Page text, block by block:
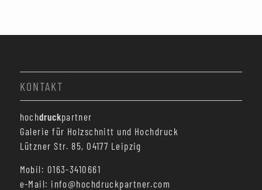
KONTAKT
hochdruckpartner
Galerie für Holzschnitt und Hochdruck
Lützner Str. 85, 04177 Leipzig
Mobil: 0163-3410661
e-Mail: info@hochdruckpartner.com